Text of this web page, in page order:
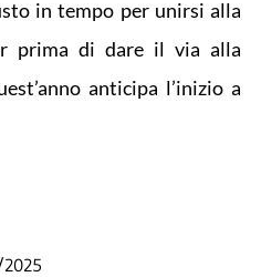
in tempo per unirsi alla
prima di dare il via alla
anticipa l’inizio a